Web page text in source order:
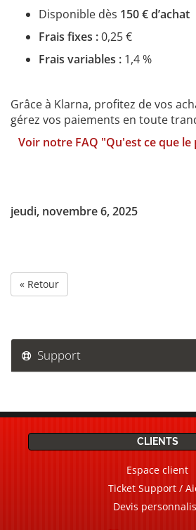
Disponible dès 150 € d’achat
Frais fixes :0,25 €
Frais variables : 1,4 %
Grâce à Klarna, profitez de vos
gérez vos paiements en toute
Voir notre FAQ "Qu'est ce que le
jeudi, novembre 6, 2025
« Retour
Support
CLIENTS
Espace client
Ticket Support /
Devis